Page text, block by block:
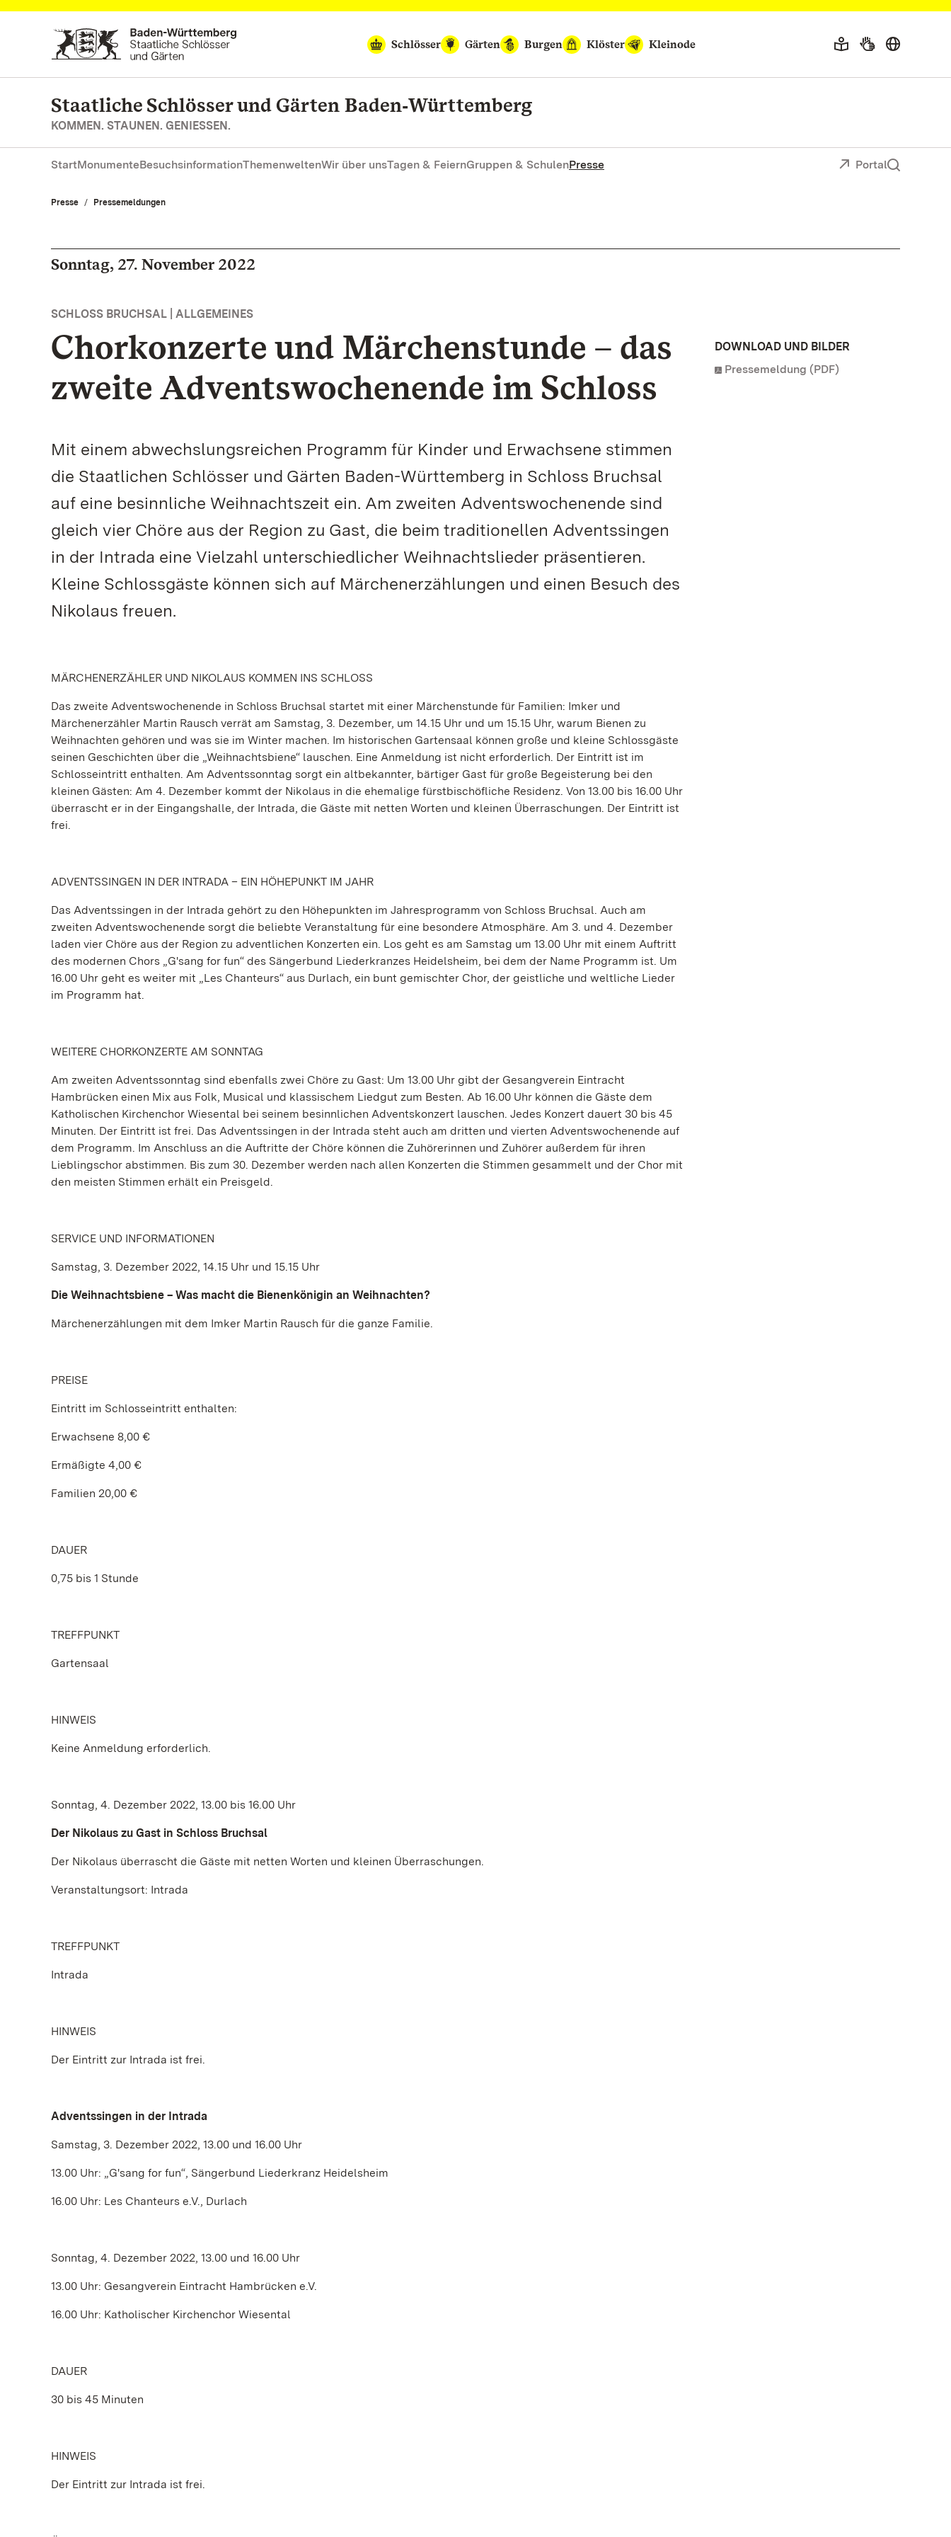
Zum Hauptinhalt springen
Schlösser
Gärten Burgen Klöster Kleinode
Staatliche Schlösser und Gärten Baden‑Württemberg
KOMMEN. STAUNEN. GENIESSEN.
StartMonumenteBesuchsinformationThemenweltenWir über unsTagen & FeiernGruppen & SchulenPresse Portal
Presse Pressemeldungen
Sonntag, 27. November 2022
SCHLOSS BRUCHSAL | ALLGEMEINES
Chorkonzerte und Märchenstunde – das
zweite Adventswochenende im Schloss
Mit einem abwechslungsreichen Programm für Kinder und Erwachsene stimmen
die Staatlichen Schlösser und Gärten Baden-Württemberg in Schloss Bruchsal
auf eine besinnliche Weihnachtszeit ein. Am zweiten Adventswochenende sind
gleich vier Chöre aus der Region zu Gast, die beim traditionellen Adventssingen
in der Intrada eine Vielzahl unterschiedlicher Weihnachtslieder präsentieren.
Kleine Schlossgäste können sich auf Märchenerzählungen und einen Besuch des
Nikolaus freuen.
MÄRCHENERZÄHLER UND NIKOLAUS KOMMEN INS SCHLOSS
Das zweite Adventswochenende in Schloss Bruchsal startet mit einer Märchenstunde für Familien: Imker und
Märchenerzähler Martin Rausch verrät am Samstag, 3. Dezember, um 14.15 Uhr und um 15.15 Uhr, warum Bienen zu
Weihnachten gehören und was sie im Winter machen. Im historischen Gartensaal können große und kleine Schlossgäste
seinen Geschichten über die „Weihnachtsbiene“ lauschen. Eine Anmeldung ist nicht erforderlich. Der Eintritt ist im
Schlosseintritt enthalten. Am Adventssonntag sorgt ein altbekannter, bärtiger Gast für große Begeisterung bei den
kleinen Gästen: Am 4. Dezember kommt der Nikolaus in die ehemalige fürstbischöfliche Residenz. Von 13.00 bis 16.00 Uhr
überrascht er in der Eingangshalle, der Intrada, die Gäste mit netten Worten und kleinen Überraschungen. Der Eintritt ist
frei.
ADVENTSSINGEN IN DER INTRADA – EIN HÖHEPUNKT IM JAHR
Das Adventssingen in der Intrada gehört zu den Höhepunkten im Jahresprogramm von Schloss Bruchsal. Auch am
zweiten Adventswochenende sorgt die beliebte Veranstaltung für eine besondere Atmosphäre. Am 3. und 4. Dezember
laden vier Chöre aus der Region zu adventlichen Konzerten ein. Los geht es am Samstag um 13.00 Uhr mit einem Auftritt
des modernen Chors „G'sang for fun“ des Sängerbund Liederkranzes Heidelsheim, bei dem der Name Programm ist. Um
16.00 Uhr geht es weiter mit „Les Chanteurs“ aus Durlach, ein bunt gemischter Chor, der geistliche und weltliche Lieder
im Programm hat.
WEITERE CHORKONZERTE AM SONNTAG
Am zweiten Adventssonntag sind ebenfalls zwei Chöre zu Gast: Um 13.00 Uhr gibt der Gesangverein Eintracht
Hambrücken einen Mix aus Folk, Musical und klassischem Liedgut zum Besten. Ab 16.00 Uhr können die Gäste dem
Katholischen Kirchenchor Wiesental bei seinem besinnlichen Adventskonzert lauschen. Jedes Konzert dauert 30 bis 45
Minuten. Der Eintritt ist frei. Das Adventssingen in der Intrada steht auch am dritten und vierten Adventswochenende auf
dem Programm. Im Anschluss an die Auftritte der Chöre können die Zuhörerinnen und Zuhörer außerdem für ihren
Lieblingschor abstimmen. Bis zum 30. Dezember werden nach allen Konzerten die Stimmen gesammelt und der Chor mit
den meisten Stimmen erhält ein Preisgeld.
SERVICE UND INFORMATIONEN
Samstag, 3. Dezember 2022, 14.15 Uhr und 15.15 Uhr
Die Weihnachtsbiene – Was macht die Bienenkönigin an Weihnachten?
Märchenerzählungen mit dem Imker Martin Rausch für die ganze Familie.
PREISE
Eintritt im Schlosseintritt enthalten:
Erwachsene 8,00 €
Ermäßigte 4,00 €
Familien 20,00 €
DAUER
0,75 bis 1 Stunde
TREFFPUNKT
Gartensaal
HINWEIS
Keine Anmeldung erforderlich.
Sonntag, 4. Dezember 2022, 13.00 bis 16.00 Uhr
Der Nikolaus zu Gast in Schloss Bruchsal
Der Nikolaus überrascht die Gäste mit netten Worten und kleinen Überraschungen.
Veranstaltungsort: Intrada
TREFFPUNKT
Intrada
HINWEIS
Der Eintritt zur Intrada ist frei.
Adventssingen in der Intrada
Samstag, 3. Dezember 2022, 13.00 und 16.00 Uhr
13.00 Uhr: „G'sang for fun“, Sängerbund Liederkranz Heidelsheim
16.00 Uhr: Les Chanteurs e.V., Durlach
Sonntag, 4. Dezember 2022, 13.00 und 16.00 Uhr
13.00 Uhr: Gesangverein Eintracht Hambrücken e.V.
16.00 Uhr: Katholischer Kirchenchor Wiesental
DAUER
30 bis 45 Minuten
HINWEIS
Der Eintritt zur Intrada ist frei.
DOWNLOAD UND BILDER
Pressemeldung (PDF)